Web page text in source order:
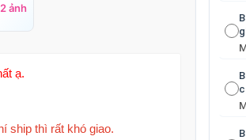
ảnh
ạ.
ship thì rất khó giao.